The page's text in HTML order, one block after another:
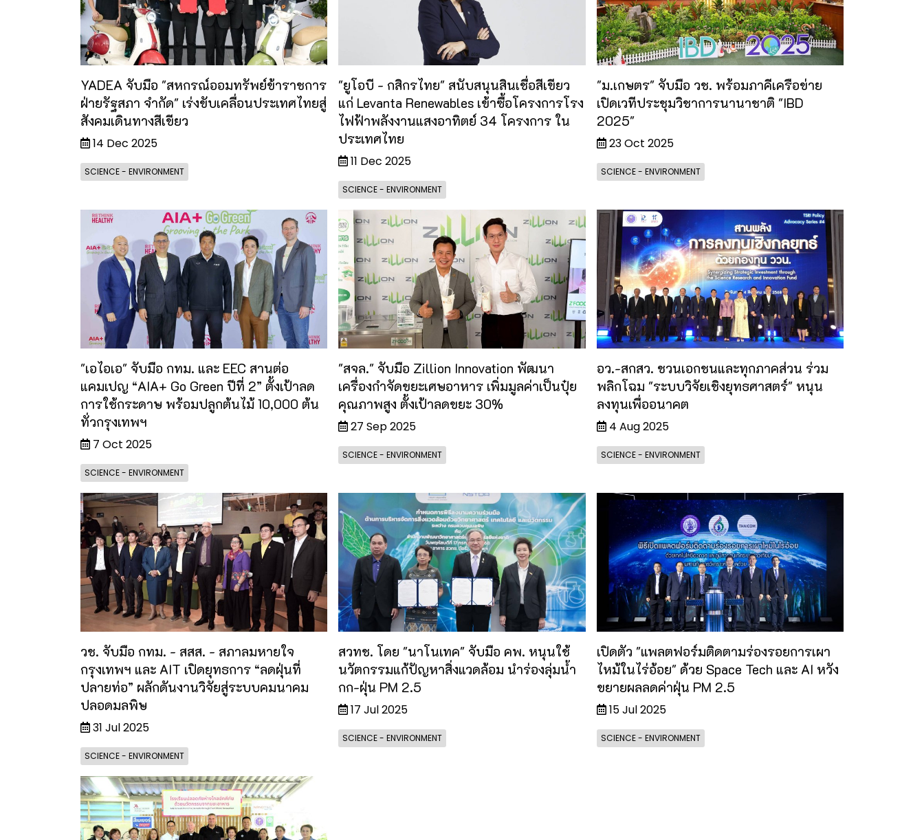
YADEA จับมือ "สหกรณ์ออมทรัพย์ข้าราชการ
ฝ่ายรัฐสภา จำกัด" เร่งขับเคลื่อนประเทศไทยสู่
สังคมเดินทางสีเขียว
14 Dec 2025
SCIENCE - ENVIRONMENT
"ยูโอบี - กสิกรไทย" สนับสนุนสินเชื่อสีเขียว
แก่ Levanta Renewables เข้าซื้อโครงการโรง
ไฟฟ้าพลังงานแสงอาทิตย์ 34 โครงการ ใน
ประเทศไทย
11 Dec 2025
SCIENCE - ENVIRONMENT
"ม.เกษตร" จับมือ วช. พร้อมภาคีเครือข่าย
เปิดเวทีประชุมวิชาการนานาชาติ "IBD
2025"
23 Oct 2025
SCIENCE - ENVIRONMENT
"เอไอเอ" จับมือ กทม. และ EEC สานต่อ
แคมเปญ “AIA+ Go Green ปีที่ 2” ตั้งเป้าลด
การใช้กระดาษ พร้อมปลูกต้นไม้ 10,000 ต้น
ทั่วกรุงเทพฯ
7 Oct 2025
SCIENCE - ENVIRONMENT
"สจล." จับมือ Zillion Innovation พัฒนา
เครื่องกำจัดขยะเศษอาหาร เพิ่มมูลค่าเป็นปุ๋ย
คุณภาพสูง ตั้งเป้าลดขยะ 30%
27 Sep 2025
SCIENCE - ENVIRONMENT
อว.-สกสว. ชวนเอกชนและทุกภาคส่วน ร่วม
พลิกโฉม "ระบบวิจัยเชิงยุทธศาสตร์" หนุน
ลงทุนเพื่ออนาคต
4 Aug 2025
SCIENCE - ENVIRONMENT
วช. จับมือ กทม. - สสส. - สภาลมหายใจ
กรุงเทพฯ และ AIT เปิดยุทธการ “ลดฝุ่นที่
ปลายท่อ” ผลักดันงานวิจัยสู่ระบบคมนาคม
ปลอดมลพิษ
31 Jul 2025
SCIENCE - ENVIRONMENT
สวทช. โดย "นาโนเทค" จับมือ คพ. หนุนใช้
นวัตกรรมแก้ปัญหาสิ่งแวดล้อม นำร่องลุ่มน้ำ
กก-ฝุ่น PM 2.5
17 Jul 2025
SCIENCE - ENVIRONMENT
เปิดตัว "แพลตฟอร์มติดตามร่องรอยการเผา
ไหม้ในไร่อ้อย" ด้วย Space Tech และ AI หวัง
ขยายผลลดค่าฝุ่น PM 2.5
15 Jul 2025
SCIENCE - ENVIRONMENT